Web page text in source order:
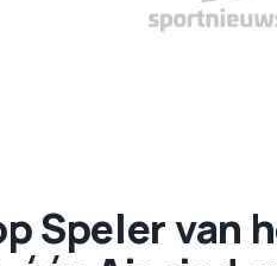
Speler van